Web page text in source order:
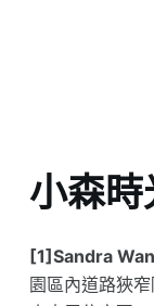
小森時
[1]Sandra
園區內道路狹